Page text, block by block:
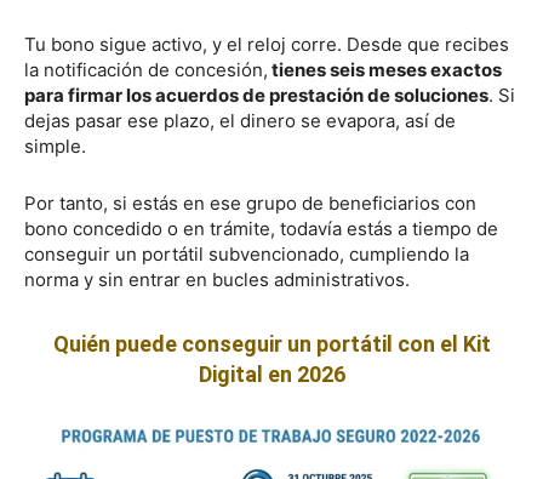
Tu bono sigue activo, y el reloj corre. Desde que recibes
la notificación de concesión, tienes seis meses exactos
para firmar los acuerdos de prestación de soluciones. Si
dejas pasar ese plazo, el dinero se evapora, así de
simple.
Por tanto, si estás en ese grupo de beneficiarios con
bono concedido o en trámite, todavía estás a tiempo de
conseguir un portátil subvencionado, cumpliendo la
norma y sin entrar en bucles administrativos.
Quién puede conseguir un portátil con el Kit
Digital en 2026